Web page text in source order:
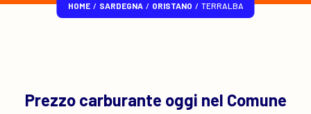
HOME / SARDEGNA / ORISTANO / TERRALBA
Prezzo carburante oggi nel Comune